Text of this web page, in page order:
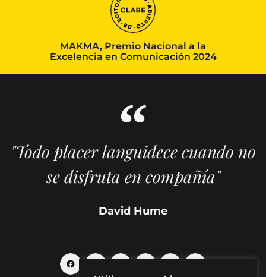
MAKMA, Premio Nacional a la
Excelencia en Comunicación 2024
"Todo placer languidece cuando no
se disfruta en compañía"
David Hume